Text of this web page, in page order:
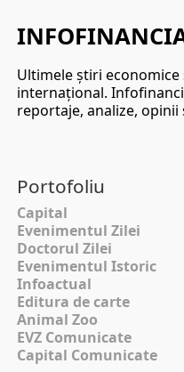
Ultimele ştiri
internaţional.
reportaje, analize,
Portofoliu
Capital
Evenimentul Zilei
Doctorul Zilei
Evenimentul Istoric
Infoactual
Editura de carte
Animal Zoo
EVZ Comunicate
Capital Comunicate